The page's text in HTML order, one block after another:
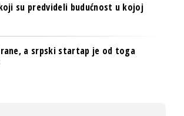
su predvideli budućnost u kojoj
a srpski startap je od toga